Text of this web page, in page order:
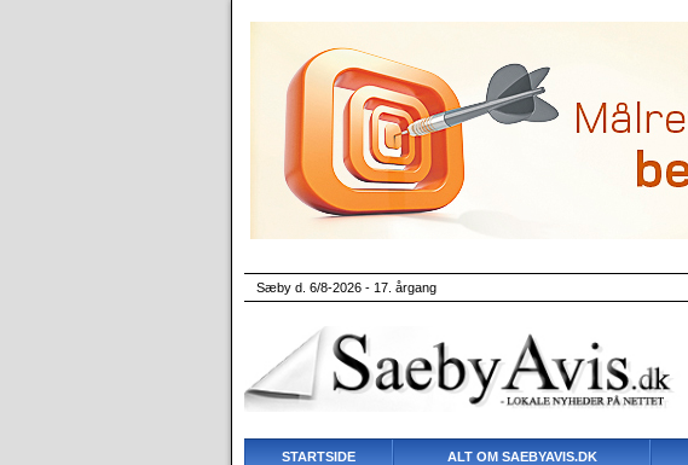
Sæby d. 6/8-2026 - 17. årgang
STARTSIDE ALT OM SAEBYAVIS.DK